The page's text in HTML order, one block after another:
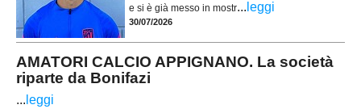
e si è già messo in mostr... leggi
30/07/2026
AMATORI CALCIO APPIGNANO. La società
riparte da Bonifazi
... leggi